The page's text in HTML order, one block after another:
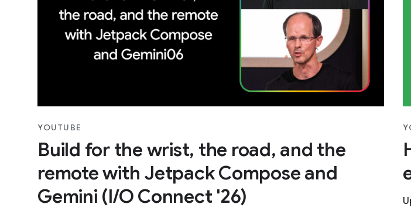
YOUTUBE
Build for the wrist, the road, and the
remote with Jetpack Compose and
Gemini (I/O Connect '26)